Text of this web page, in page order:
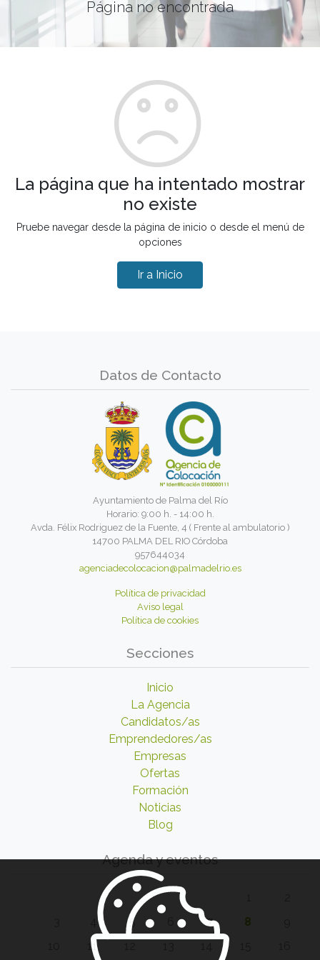
Página no encontrada
La página que ha intentado mostrar
no existe
Pruebe navegar desde la página de inicio o desde el menú de
opciones
Ir a Inicio
Datos de Contacto
Ayuntamiento de Palma del Río
Horario: 9:00 h. - 14:00 h.
Avda. Félix Rodriguez de la Fuente, 4 ( Frente al ambulatorio )
14700 PALMA DEL RIO Córdoba
957644034
agenciadecolocacion@palmadelrio.es
Política de privacidad
Aviso legal
Política de cookies
Secciones
Inicio
La Agencia
Candidatos/as
Emprendedores/as
Empresas
Ofertas
Formación
Noticias
Blog
Agenda y eventos
5 7 8
11